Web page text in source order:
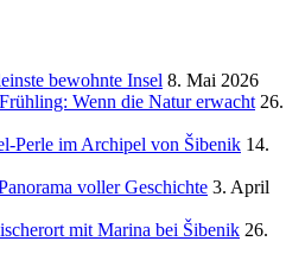
bewohnte Insel 8. Mai 2026
Wenn die Natur erwacht 26.
Perle im Archipel von Šibenik 14.
voller Geschichte 3. April
mit Marina bei Šibenik 26.